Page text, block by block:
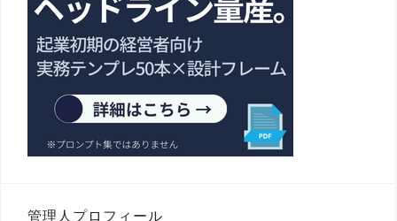
管理人プロフィール